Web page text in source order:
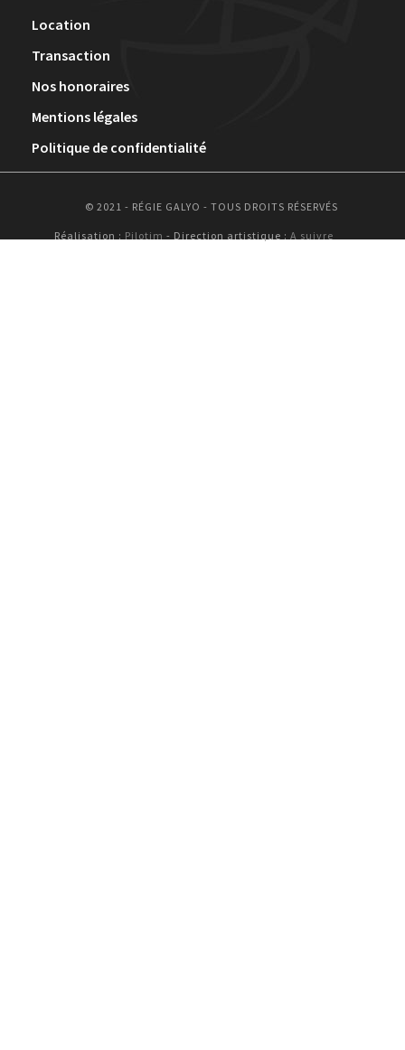
Location
Transaction
Nos honoraires
Mentions légales
Politique de confidentialité
© 2021 - RÉGIE GALYO - TOUS DROITS RÉSERVÉS
Réalisation : Pilotim - Direction artistique : A suivre